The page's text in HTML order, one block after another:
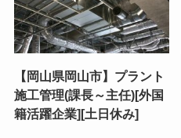
【岡山県岡山市】プラント
施工管理(課長～主任)[外国
籍活躍企業][土日休み]